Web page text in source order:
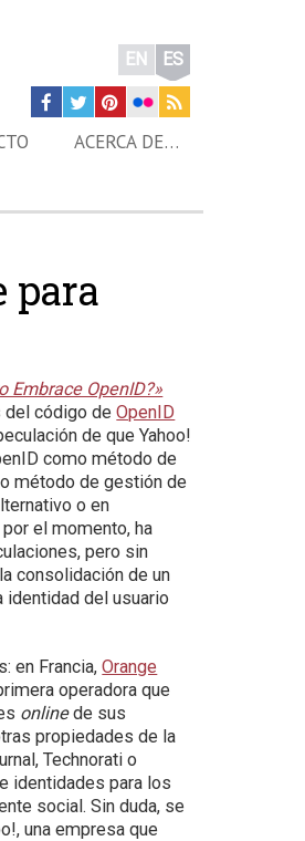
EN ES
ACERCA DE…
para
Embrace OpenID?»
del código deOpenID
de que Yahoo!
como método de
método de gestión de
o en
el momento, ha
pero sin
consolidación de un
identidad del usuario
en Francia,Orange
operadora que
onlinede sus
propiedades de la
Technorati o
identidades para los
social. Sin duda, se
una empresa que